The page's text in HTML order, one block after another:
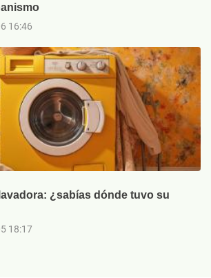
16:46
¿sabías dónde tuvo su
18:17